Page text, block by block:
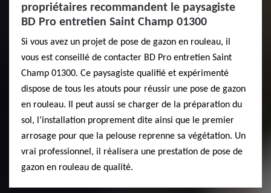
propriétaires recommandent le paysagiste
BD Pro entretien Saint Champ 01300
Si vous avez un projet de pose de gazon en rouleau, il
vous est conseillé de contacter BD Pro entretien Saint
Champ 01300. Ce paysagiste qualifié et expérimenté
dispose de tous les atouts pour réussir une pose de gazon
en rouleau. Il peut aussi se charger de la préparation du
sol, l’installation proprement dite ainsi que le premier
arrosage pour que la pelouse reprenne sa végétation. Un
vrai professionnel, il réalisera une prestation de pose de
gazon en rouleau de qualité.